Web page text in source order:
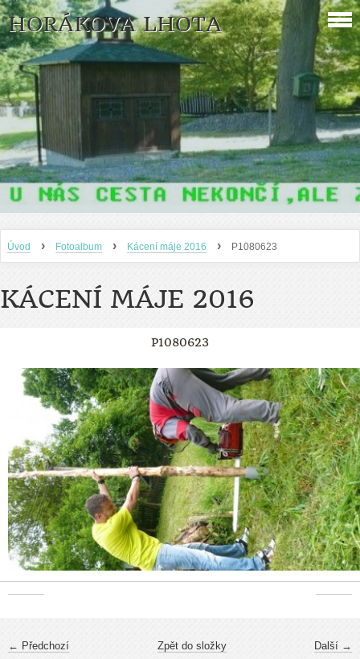
HORÁKOVA LHOTA
Úvod › Fotoalbum › Kácení máje 2016 › P1080623
KÁCENÍ MÁJE 2016
P1080623
← Předchozí Další →
Zpět do složky